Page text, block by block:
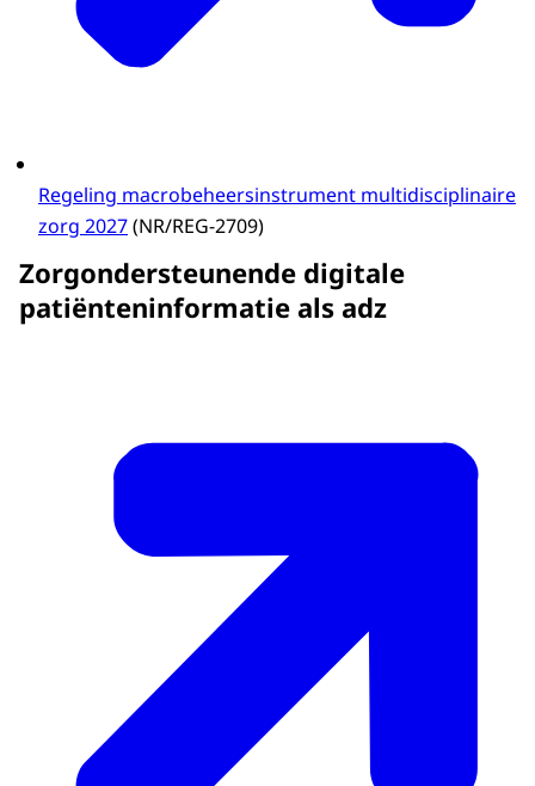
Regeling macrobeheersinstrument multidisciplinaire
zorg 2027(NR/REG-2709)
Zorgondersteunende digitale
patiënteninformatie als adz